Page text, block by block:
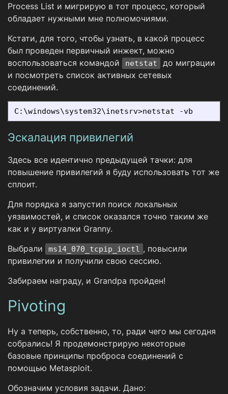
Process List и мигрирую в тот процесс, который
обладает нужными мне полномочиями.
Кстати, для того, чтобы узнать, в какой процесс
был проведен первичный инжект, можно
воспользоваться командой
netstat
до миграции
и посмотреть список активных сетевых
соединений.
Эскалация привилегий
Здесь все идентично предыдущей тачки: для
повышение привилегий я буду использовать тот же
сплоит.
Для порядка я запустил поиск локальных
уязвимостей, и список оказался точно таким же
как и у виртуалки Granny.
Выбрали
ms14_070_tcpip_ioctl , повысили
привилегии и получили свою сессию.
Забираем награду, и Grandpa пройден!
Pivoting
Ну а теперь, собственно, то, ради чего мы сегодня
собрались! Я продемонстрирую некоторые
базовые принципы проброса соединений с
помощью Metasploit.
Обозначим условия задачи. Дано: